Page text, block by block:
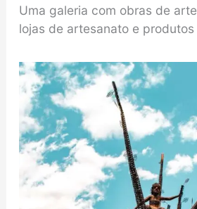
Uma galeria com obras de
lojas de artesanato e